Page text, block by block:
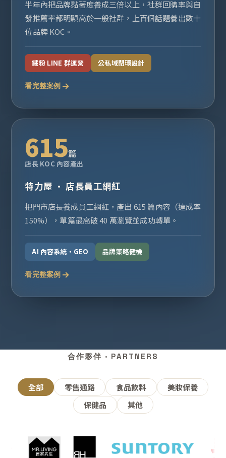
半年內把品牌黏著度養成三倍以上，社群回購率與自
發推薦率都明顯高於一般社群，上百個話題養出數十
位品牌 KOC。
鐵粉 LINE 群運營 公私域閉環設計
看完整案例
615篇
店長 KOC 內容產出
特力屋 · 店長員工網紅
把門市店長養成員工網紅，產出 615 篇內容（達成率
150%），單篇最高破 40 萬瀏覽並成功轉單。
AI 內容系統・GEO 品牌策略健檢
看完整案例
合作夥伴 · PARTNERS
全部 零售通路 食品飲料
美妝保養
保健品
其他